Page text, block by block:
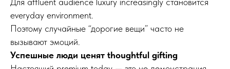
everyday environment.
Поэтому случайные “дорогие вещи” часто не
вызывают эмоций.
Успешные люди ценят thoughtful gifting